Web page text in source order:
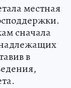
местная
сначала
в